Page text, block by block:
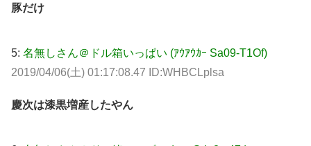
豚だけ
5: 名無しさん＠ドル箱いっぱい (ｱｳｱｳｶｰ Sa09-T1Of)
2019/04/06(土) 01:17:08.47 ID:WHBCLplsa
慶次は漆黒増産したやん